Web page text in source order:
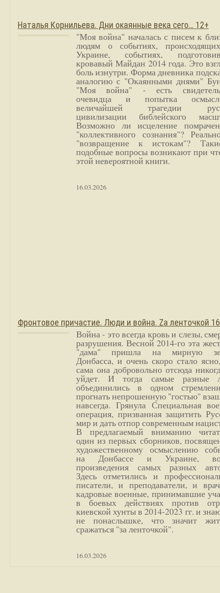
Наталья Корнильева. Дни окаянные века сего… 12+
"Моя война" началась с писем к
людям о событиях,
Украине, событиях,
кровавый Майдан 2014 года. Это
боль изнутри. Форма дневника
аналогию с "Окаянными днями"
"Моя война" - есть
очевидца и попытка
величайшей трагедии
цивилизации библейского
Возможно ли исцеление
"коллективного сознания"?
"возвращение к истокам"?
подобные вопросы возникают при
этой невероятной книги.
16.03.2026
Фронтовое причастие. Люди и война. Zа ленточкой
Война - это всегда кровь и слезы,
разрушения. Весной 2014-го эта
"дама" пришла на мирную
Донбасса, и очень скоро стало
сама она добровольно отсюда
уйдет. И тогда самые разные
объединились в одном
прогнать непрошенную "гостью"
навсегда. Грянула Специальная
операция, призванная защитить
мир и дать отпор современным
В предлагаемый вниманию
один из первых сборников,
художественному осмыслению
на Донбассе и Украине,
произведения самых разных
Здесь отметились и
писатели, и преподаватели, и
кадровые военные, принимавшие
в боевых действиях против
киевской хунты в 2014-2023 гг. и
не понаслышке, что значит
сражаться "за ленточкой".
16.03.2026